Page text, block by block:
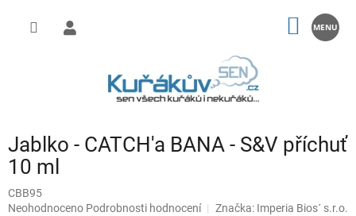
KOŠÍK
Jablko - CATCH'a BANA - S&V příchuť
10 ml
CBB95
Průměrné
Neohodnoceno Podrobnosti hodnocení Značka: Imperia Bios´ s.r.o.